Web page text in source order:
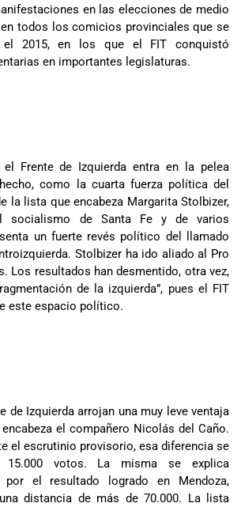
en las elecciones de medio
todos los comicios provinciales que se
el 2015, en los que el FIT conquistó
en importantes legislaturas.
Frente de Izquierda entra en la pelea
como la cuarta fuerza política del
la lista que encabeza Margarita Stolbizer,
socialismo de Santa Fe y de varios
un fuerte revés político del llamado
Stolbizer ha ido aliado al Pro
Los resultados han desmentido, otra vez,
de la izquierda”, pues el FIT
este espacio político.
de Izquierda arrojan una muy leve ventaja
el compañero Nicolás del Caño.
el escrutinio provisorio, esa diferencia se
votos. La misma se explica
por el resultado logrado en Mendoza,
distancia de más de 70.000. La lista